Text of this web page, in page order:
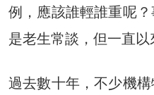
例，應該誰輕誰重呢
是老生常談，但一直以
過去數十年，不少機